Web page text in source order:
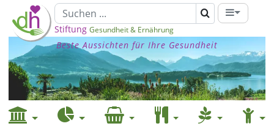
Stiftung Gesundheit & Ernährung
Beste Aussichten für Ihre Gesundheit